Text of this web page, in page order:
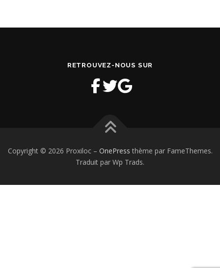
RETROUVEZ-NOUS SUR
Copyright © 2026 Proxiloc – OnePress thème par FameThemes.
Traduit par Wp Trads.